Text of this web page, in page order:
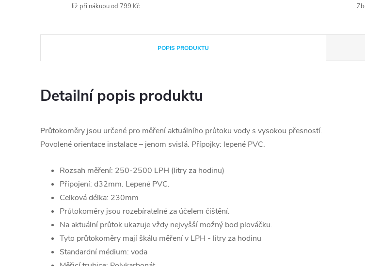
Již při nákupu od 799 Kč
POPIS PRODUKTU
Detailní popis produktu
Průtokoměry jsou určené pro měření aktuálního průtoku vody s vysokou přesností.
Povolené orientace instalace – jenom svislá. Přípojky: lepené PVC.
Rozsah měření: 250-2500 LPH (litry za hodinu)
Přípojení: d32mm. Lepené PVC.
Celková délka: 230mm
Průtokoměry jsou rozebíratelné za účelem čištění.
Na aktuální průtok ukazuje vždy nejvyšší možný bod plováčku.
Tyto průtokoměry mají škálu měření v LPH - litry za hodinu
Standardní médium: voda